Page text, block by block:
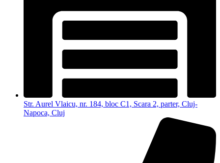
Str. Aurel Vlaicu, nr. 184, bloc C1, Scara 2, parter, Cluj-
Napoca, Cluj